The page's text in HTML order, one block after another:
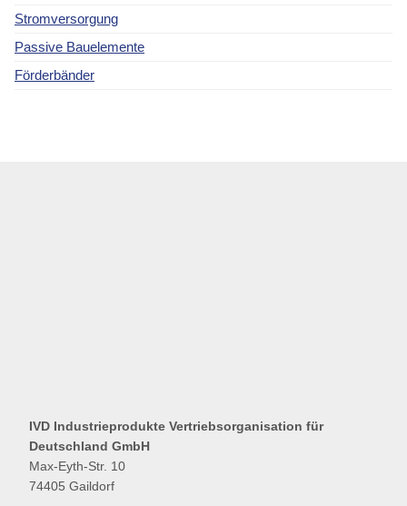
Stromversorgung
Passive Bauelemente
Förderbänder
IVD Industrieprodukte Vertriebsorganisation für
Deutschland GmbH
Max-Eyth-Str. 10
74405 Gaildorf